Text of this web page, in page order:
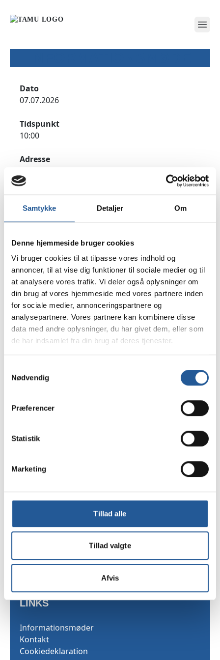
Samtykke Detaljer Om
Denne hjemmeside bruger cookies
Vi bruger cookies til at tilpasse vores indhold og
annoncer, til at vise dig funktioner til sociale medier og til
at analysere vores trafik. Vi deler også oplysninger om
din brug af vores hjemmeside med vores partnere inden
for sociale medier, annonceringspartnere og
analysepartnere. Vores partnere kan kombinere disse
data med andre oplysninger, du har givet dem, eller som
de har indsamlet fra din brug af deres tjenester.
Nødvendig
Præferencer
Statistik
Marketing
Tillad alle
Tillad valgte
Afvis
open
Dato
07.07.2026
Tidspunkt
10:00
Adresse
Vordingborg
Udfyld formularen for at tilmelde dig til
Dit navn*
Din email*
Sekretariatet
4450 Jyderup
LINKS
Informationsmøder
Kontakt
Cookiedeklaration